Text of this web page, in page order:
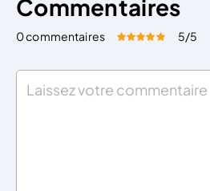
Commentaires
0 commentaires Évaluez cet article:
5/5